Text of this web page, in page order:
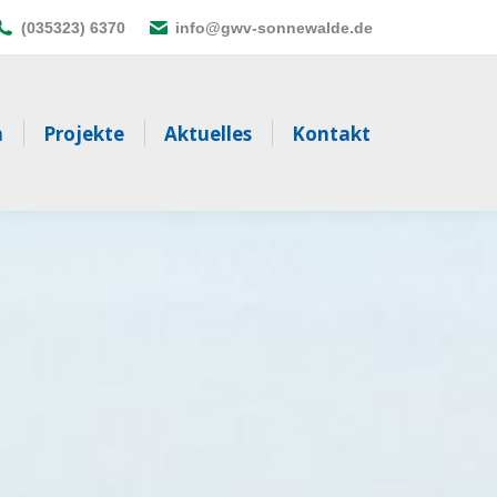
(035323) 6370 info@gwv-sonnewalde.de
Projekte Aktuelles Kontakt